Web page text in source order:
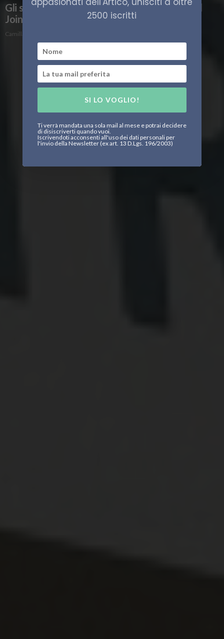
Gli strumenti di monitoraggio ambientale del
Joint Research Centre (JRC)
Camilla Bertoglio
2500 iscritti
SI LO VOGLIO!
Ti verrà mandata una sola mail al mese e potrai decidere
di disiscriverti quando vuoi.
Iscrivendoti acconsenti all'uso dei dati personali per
l'invio della Newsletter (ex art. 13 D.Lgs. 196/2003)